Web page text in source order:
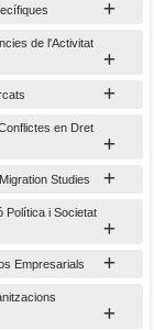
de l'Activitat
en Dret
Studies
Política i Societat
Empresarials